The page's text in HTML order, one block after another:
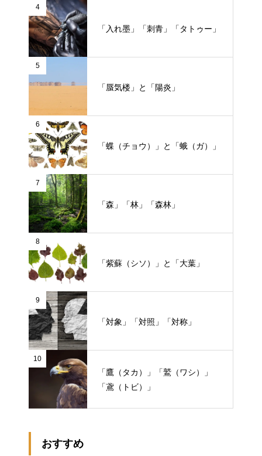
4
「入れ墨」「刺青」「タトゥー」
5
「蜃気楼」と「陽炎」
6
「蝶（チョウ）」と「蛾（ガ）」
7
「森」「林」「森林」
8
「紫蘇（シソ）」と「大葉」
9
「対象」「対照」「対称」
10
「鷹（タカ）」「鷲（ワシ）」
「鳶（トビ）」
おすすめ